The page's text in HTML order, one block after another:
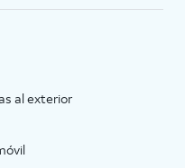
al exterior